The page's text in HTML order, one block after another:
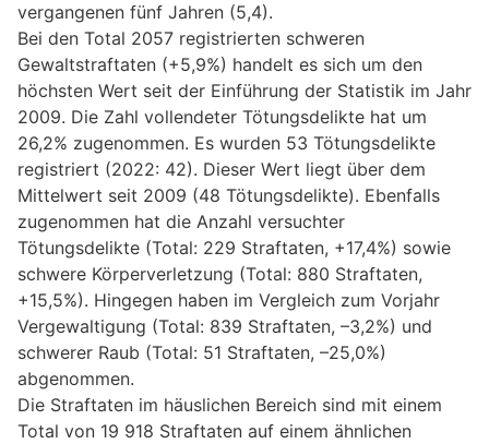
vergangenen fünf Jahren (5,4).
Bei den Total 2057 registrierten schweren
Gewaltstraftaten (+5,9%) handelt es sich um den
höchsten Wert seit der Einführung der Statistik im Jahr
2009. Die Zahl vollendeter Tötungsdelikte hat um
26,2% zugenommen. Es wurden 53 Tötungsdelikte
registriert (2022: 42). Dieser Wert liegt über dem
Mittelwert seit 2009 (48 Tötungsdelikte). Ebenfalls
zugenommen hat die Anzahl versuchter
Tötungsdelikte (Total: 229 Straftaten, +17,4%) sowie
schwere Körperverletzung (Total: 880 Straftaten,
+15,5%). Hingegen haben im Vergleich zum Vorjahr
Vergewaltigung (Total: 839 Straftaten, –3,2%) und
schwerer Raub (Total: 51 Straftaten, –25,0%)
abgenommen.
Die Straftaten im häuslichen Bereich sind mit einem
Total von 19 918 Straftaten auf einem ähnlichen